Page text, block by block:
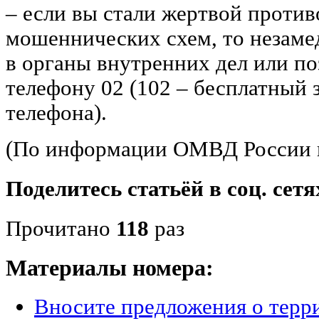
‒ если вы стали жертвой
мошеннических схем, то
в органы внутренних дел или
телефону 02 (102 – бесплатный
телефона).
(По информации ОМВД России
Поделитесь статьёй в соц.
Прочитано 118 раз
Материалы номера:
Вносите предложения о